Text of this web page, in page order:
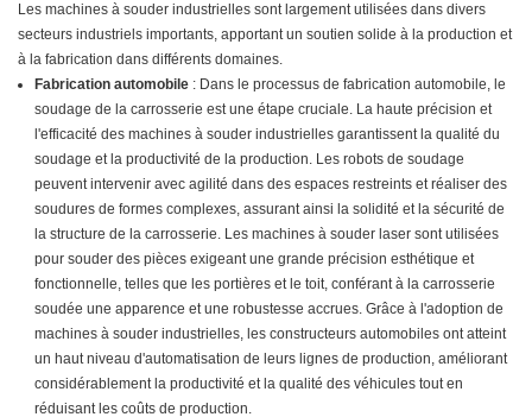
Les machines à souder industrielles sont largement utilisées dans divers
secteurs industriels importants, apportant un soutien solide à la production et
à la fabrication dans différents domaines.
Fabrication automobile : Dans le processus de fabrication automobile, le
soudage de la carrosserie est une étape cruciale. La haute précision et
l'efficacité des machines à souder industrielles garantissent la qualité du
soudage et la productivité de la production. Les robots de soudage
peuvent intervenir avec agilité dans des espaces restreints et réaliser des
soudures de formes complexes, assurant ainsi la solidité et la sécurité de
la structure de la carrosserie. Les machines à souder laser sont utilisées
pour souder des pièces exigeant une grande précision esthétique et
fonctionnelle, telles que les portières et le toit, conférant à la carrosserie
soudée une apparence et une robustesse accrues. Grâce à l'adoption de
machines à souder industrielles, les constructeurs automobiles ont atteint
un haut niveau d'automatisation de leurs lignes de production, améliorant
considérablement la productivité et la qualité des véhicules tout en
réduisant les coûts de production.